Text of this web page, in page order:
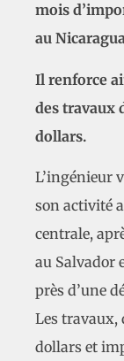
mois
au
Il renforce
des travaux
dollars.
L’ingénieur
son activité
centrale,
au Salvador
près d’une
Les travaux,
dollars et